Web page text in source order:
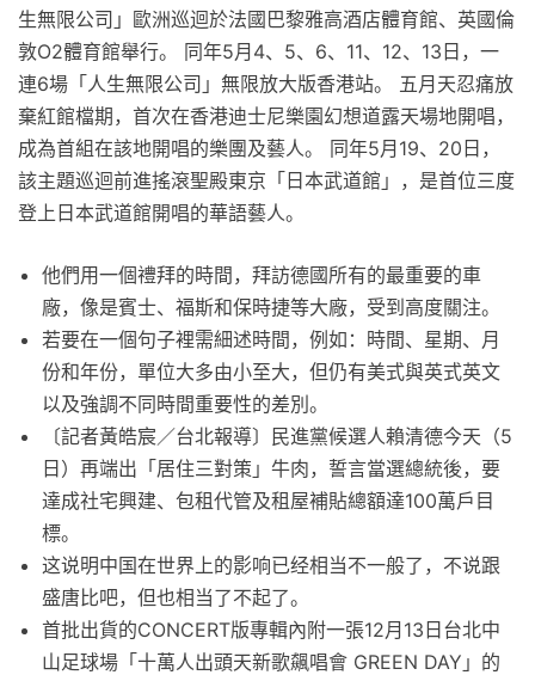
生無限公司」歐洲巡迴於法國巴黎雅高酒店體育館、英國倫
敦O2體育館舉行。 同年5月4、5、6、11、12、13日，一
連6場「人生無限公司」無限放大版香港站。 五月天忍痛放
棄紅館檔期，首次在香港迪士尼樂園幻想道露天場地開唱，
成為首組在該地開唱的樂團及藝人。 同年5月19、20日，
該主題巡迴前進搖滾聖殿東京「日本武道館」，是首位三度
登上日本武道館開唱的華語藝人。
他們用一個禮拜的時間，拜訪德國所有的最重要的車
廠，像是賓士、福斯和保時捷等大廠，受到高度關注。
若要在一個句子裡需細述時間，例如：時間、星期、月
份和年份，單位大多由小至大，但仍有美式與英式英文
以及強調不同時間重要性的差別。
〔記者黃皓宸／台北報導〕民進黨候選人賴清德今天（5
日）再端出「居住三對策」牛肉，誓言當選總統後，要
達成社宅興建、包租代管及租屋補貼總額達100萬戶目
標。
这说明中国在世界上的影响已经相当不一般了，不说跟
盛唐比吧，但也相当了不起了。
首批出貨的CONCERT版專輯內附一張12月13日台北中
山足球場「十萬人出頭天新歌飆唱會 GREEN DAY」的